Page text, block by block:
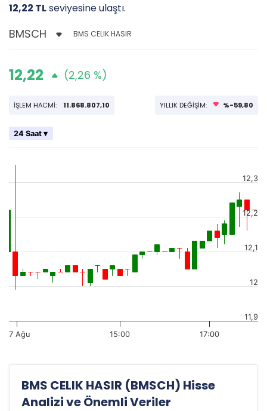
12,22 TLseviyesine ulaştı.
BMS CELIK HASIR
12,22 (2,26 %)
İŞLEM HACMİ: 11.868.807,10 YILLIK DEĞİŞİM: %-59,80
24 Saat ▾
7 Ağu 15:00 17:00
11,9
12
12,1
12,2
12,3
BMS CELIK HASIR (BMSCH) Hisse
Analizi ve Önemli Veriler